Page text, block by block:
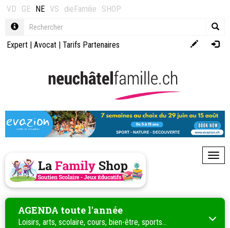
VD GE NE VS dieFamilie SHOP
Expert | Avocat | Tarifs Partenaires
AGENDA toute l'année
Loisirs, arts, scolaire, cours, bien-être, sports...